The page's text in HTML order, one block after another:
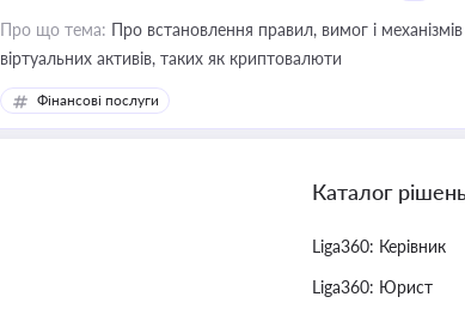
Про що тема: Про встановлення правил, вимог і
віртуальних активів, таких як криптовалюти
Фінансові послуги
Каталог рішень
Liga360: Керівник
Liga360: Юрист